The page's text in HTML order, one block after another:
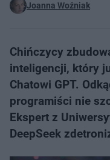
Joanna Woźniak
Chińczycy
inteligencji, który
Chatowi GPT.
programiści nie
Ekspert z
DeepSeek